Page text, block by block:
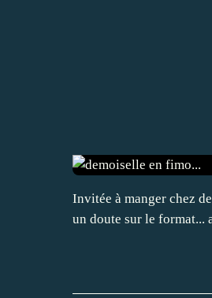
Invitée à manger chez
un doute sur le format...